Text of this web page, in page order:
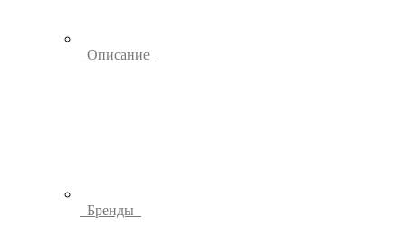
Описание
Бренды